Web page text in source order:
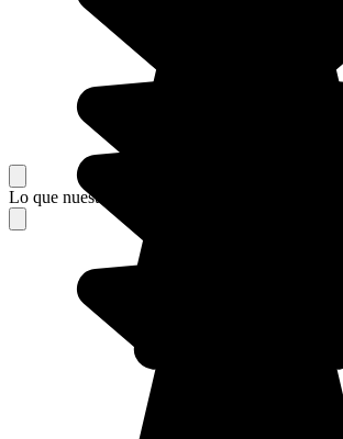
Lo que nuestros viajeros piensan de su estancia